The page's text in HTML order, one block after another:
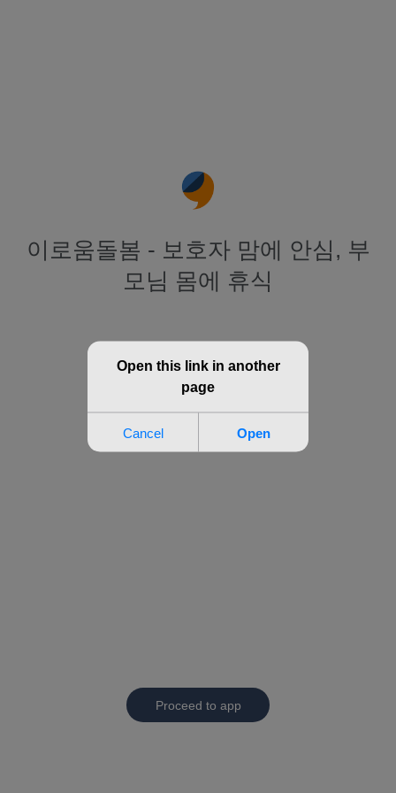
이로움돌봄 - 보호자 맘에 안심, 부
모님 몸에 휴식
Proceed to app